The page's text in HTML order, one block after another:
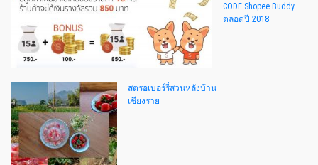
CODE Shopee Buddy
ตลอดปี 2018
สตรอเบอร์รี่สวนหลังบ้าน
เชียงราย